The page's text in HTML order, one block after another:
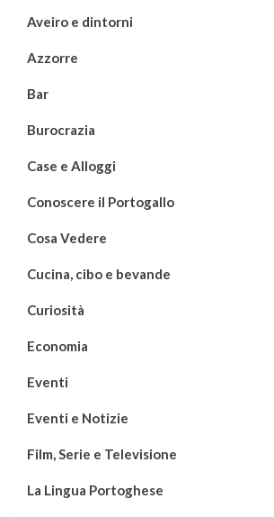
Aveiro e dintorni
Azzorre
Bar
Burocrazia
Case e Alloggi
Conoscere il Portogallo
Cosa Vedere
Cucina, cibo e bevande
Curiosità
Economia
Eventi
Eventi e Notizie
Film, Serie e Televisione
La Lingua Portoghese